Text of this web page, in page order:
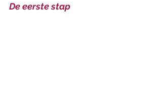
De eerste stap